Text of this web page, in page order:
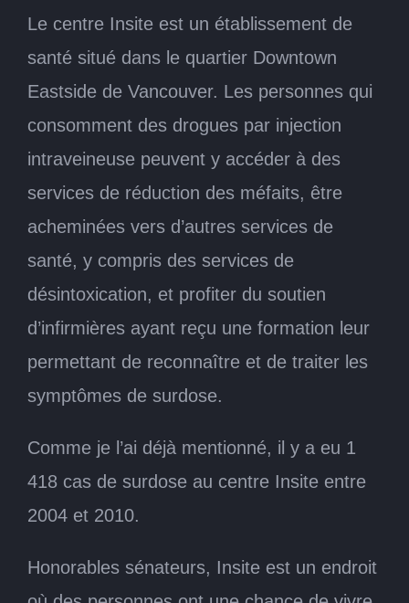
Le centre Insite est un établissement de
santé situé dans le quartier Downtown
Eastside de Vancouver. Les personnes qui
consomment des drogues par injection
intraveineuse peuvent y accéder à des
services de réduction des méfaits, être
acheminées vers d’autres services de
santé, y compris des services de
désintoxication, et profiter du soutien
d’infirmières ayant reçu une formation leur
permettant de reconnaître et de traiter les
symptômes de surdose.
Comme je l’ai déjà mentionné, il y a eu 1
418 cas de surdose au centre Insite entre
2004 et 2010.
Honorables sénateurs, Insite est un endroit